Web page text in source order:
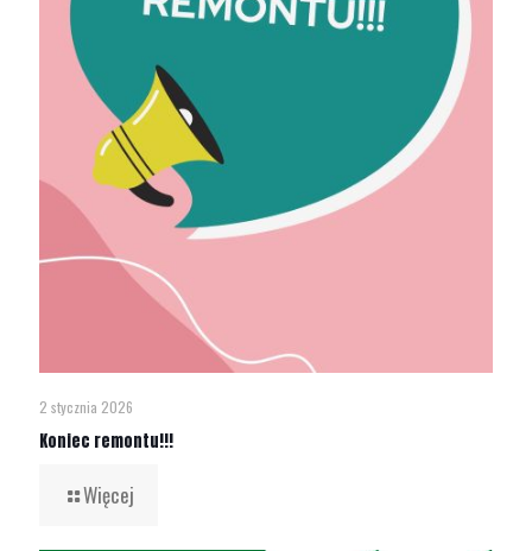
2 stycznia 2026
Koniec remontu!!!
Więcej